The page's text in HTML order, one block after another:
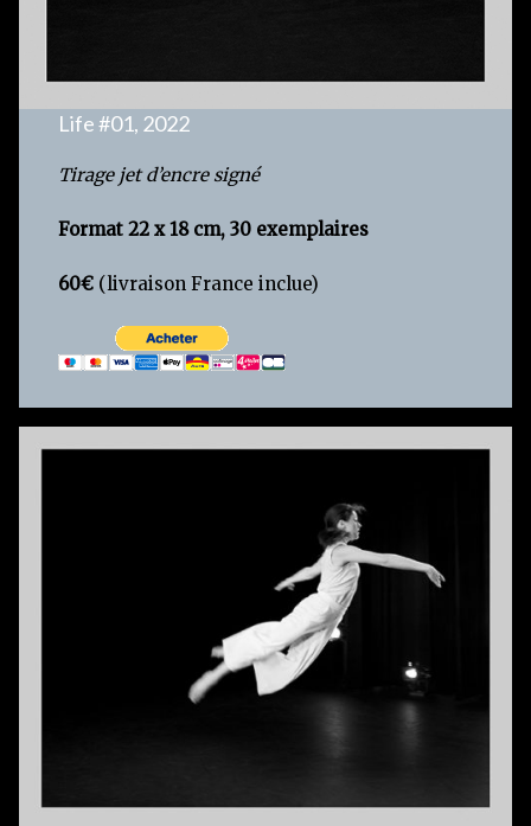
Life #01, 2022
Tirage jet d’encre signé
Format 22 x 18 cm, 30 exemplaires
60€ (livraison France inclue)